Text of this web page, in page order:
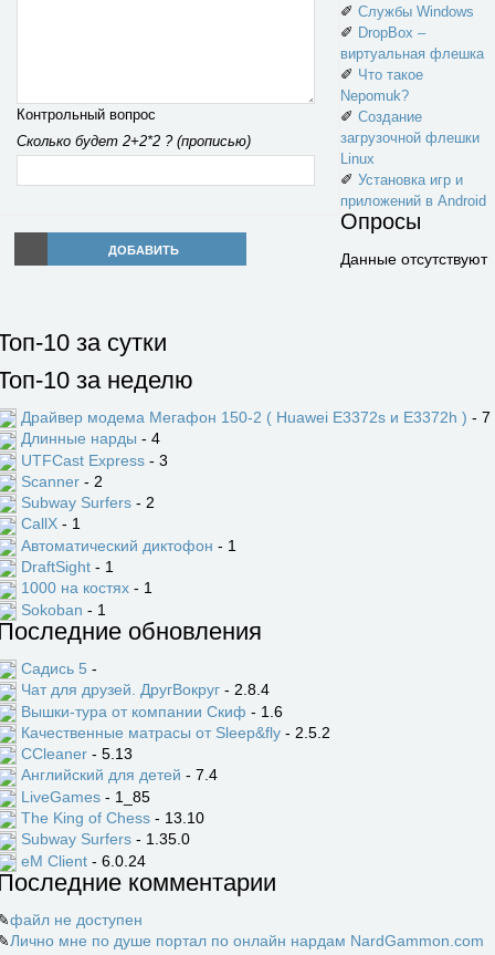
Контрольный вопрос
Сколько будет 2+2*2 ? (прописью)
ДОБАВИТЬ
✐ Службы Windows
✐ DropBox –
виртуальная флешка
✐ Что такое
Nepomuk?
✐ Создание
загрузочной флешки
Linux
✐ Установка игр и
приложений в Android
Опросы
Данные отсутствуют
10 за сутки
10 за неделю
Драйвер модема Мегафон 150-2 ( Huawei E3372s и E3372h ) - 7
Длинные нарды - 4
UTFCast Express - 3
Scanner - 2
Subway Surfers - 2
CallX - 1
Автоматический диктофон - 1
DraftSight - 1
1000 на костях - 1
Sokoban - 1
обновления
Садись 5 -
Чат для друзей. ДругВокруг - 2.8.4
Вышки-тура от компании Скиф - 1.6
Качественные матрасы от Sleep&fly - 2.5.2
CCleaner - 5.13
Английский для детей - 7.4
LiveGames - 1_85
The King of Chess - 13.10
Subway Surfers - 1.35.0
eM Client - 6.0.24
комментарии
файл не доступен
Лично мне по душе портал по онлайн нардам NardGammon.com